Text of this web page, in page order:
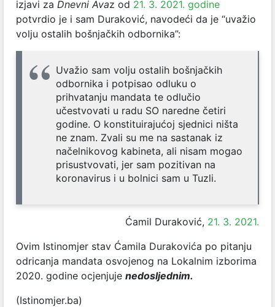
izjavi za Dnevni Avaz od 21. 3. 2021. godine
potvrdio je i sam Duraković, navodeći da je “uvažio
volju ostalih bošnjačkih odbornika”:
Uvažio sam volju ostalih bošnjačkih
odbornika i potpisao odluku o
prihvatanju mandata te odlučio
učestvovati u radu SO naredne četiri
godine. O konstituirajućoj sjednici ništa
ne znam. Zvali su me na sastanak iz
načelnikovog kabineta, ali nisam mogao
prisustvovati, jer sam pozitivan na
koronavirus i u bolnici sam u Tuzli.
Ćamil Duraković, 21. 3. 2021.
Ovim Istinomjer stav Ćamila Durakovića po pitanju
odricanja mandata osvojenog na Lokalnim izborima
2020. godine ocjenjuje nedosljednim.
(Istinomjer.ba)